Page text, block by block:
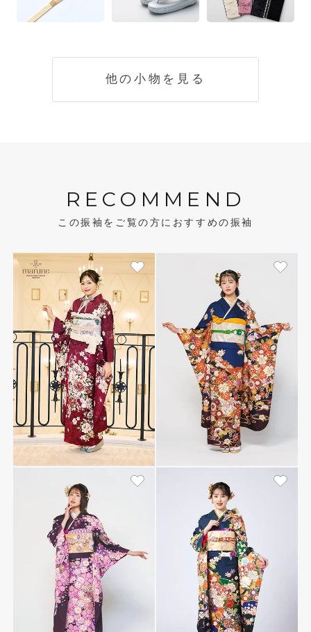
他の小物を見る
RECOMMEND
この振袖をご覧の方におすすめの振袖